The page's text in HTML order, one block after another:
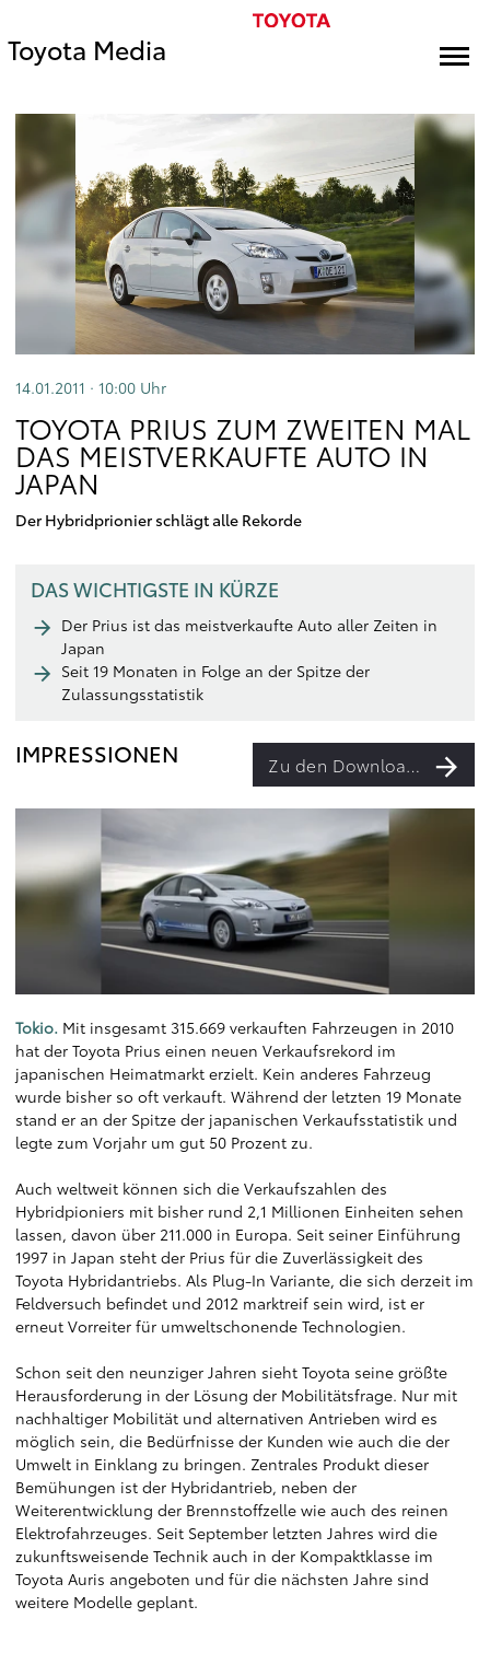
Toyota Media
14.01.2011 · 10:00 Uhr
TOYOTA PRIUS ZUM ZWEITEN MAL
DAS MEISTVERKAUFTE AUTO IN
JAPAN
Der Hybridprionier schlägt alle Rekorde
DAS WICHTIGSTE IN KÜRZE
Der Prius ist das meistverkaufte Auto aller Zeiten in
Japan
Seit 19 Monaten in Folge an der Spitze der
Zulassungsstatistik
IMPRESSIONEN Zu den Downloads
Tokio. Mit insgesamt 315.669 verkauften Fahrzeugen in 2010
hat der Toyota Prius einen neuen Verkaufsrekord im
japanischen Heimatmarkt erzielt. Kein anderes Fahrzeug
wurde bisher so oft verkauft. Während der letzten 19 Monate
stand er an der Spitze der japanischen Verkaufsstatistik und
legte zum Vorjahr um gut 50 Prozent zu.
Auch weltweit können sich die Verkaufszahlen des
Hybridpioniers mit bisher rund 2,1 Millionen Einheiten sehen
lassen, davon über 211.000 in Europa. Seit seiner Einführung
1997 in Japan steht der Prius für die Zuverlässigkeit des
Toyota Hybridantriebs. Als Plug-In Variante, die sich derzeit im
Feldversuch befindet und 2012 marktreif sein wird, ist er
erneut Vorreiter für umweltschonende Technologien.
Schon seit den neunziger Jahren sieht Toyota seine größte
Herausforderung in der Lösung der Mobilitätsfrage. Nur mit
nachhaltiger Mobilität und alternativen Antrieben wird es
möglich sein, die Bedürfnisse der Kunden wie auch die der
Umwelt in Einklang zu bringen. Zentrales Produkt dieser
Bemühungen ist der Hybridantrieb, neben der
Weiterentwicklung der Brennstoffzelle wie auch des reinen
Elektrofahrzeuges. Seit September letzten Jahres wird die
zukunftsweisende Technik auch in der Kompaktklasse im
Toyota Auris angeboten und für die nächsten Jahre sind
weitere Modelle geplant.